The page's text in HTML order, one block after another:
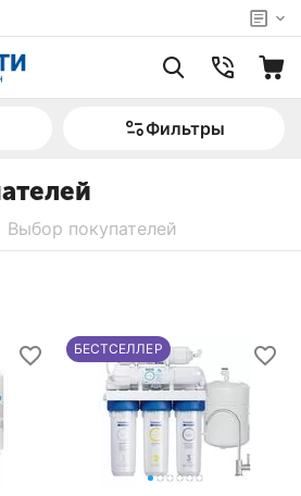
Фильтры
Выбор покупателей
БЕСТСЕЛЛЕР